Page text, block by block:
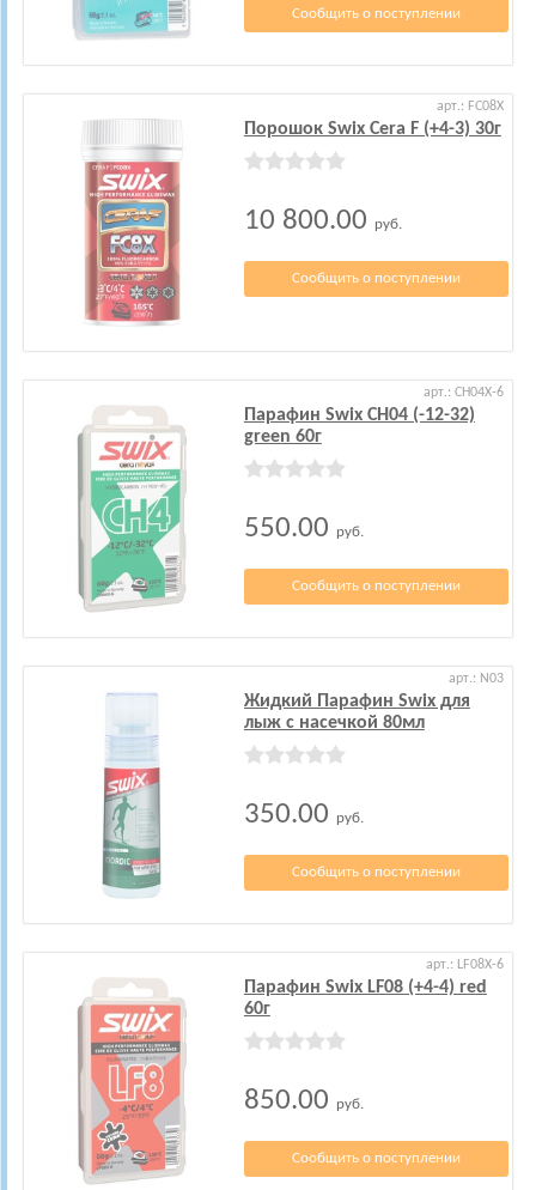
Сообщить о поступлении
арт.: FC08X
Порошок Swix Cera F (+4-3) 30г
10 800.00 руб.
Сообщить о поступлении
арт.: CH04X-6
Парафин Swix CH04 (-12-32)
green 60г
550.00 руб.
Сообщить о поступлении
арт.: N03
Жидкий Парафин Swix для
лыж с насечкой 80мл
350.00 руб.
Сообщить о поступлении
арт.: LF08X-6
Парафин Swix LF08 (+4-4) red
60г
850.00 руб.
Сообщить о поступлении